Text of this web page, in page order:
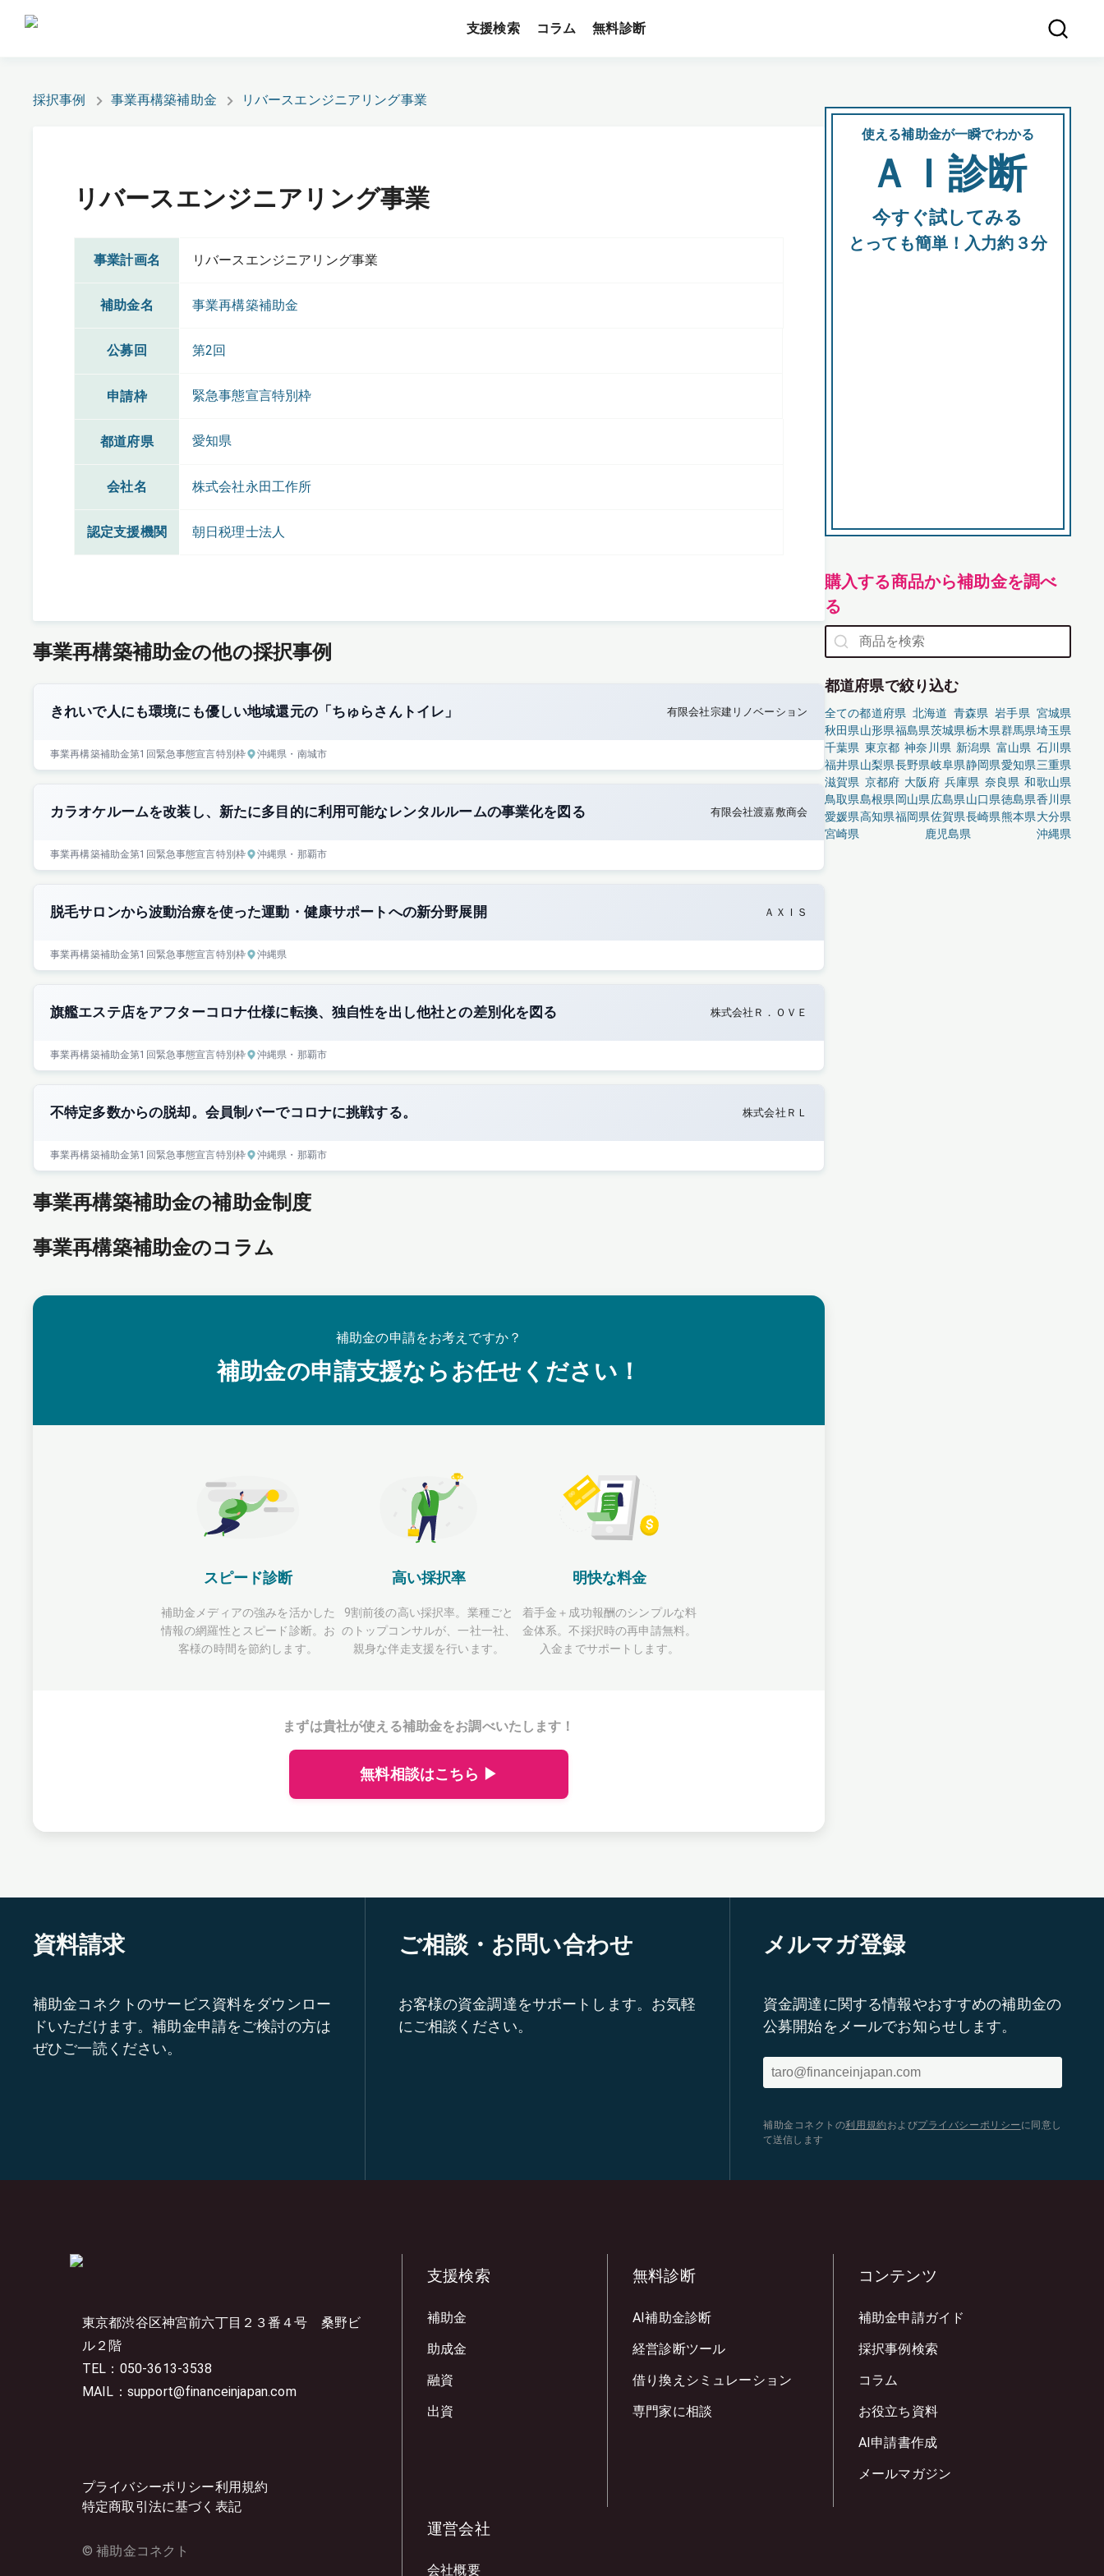
支援検索 コラム 無料診断
採択事例 事業再構築補助金 リバースエンジニアリング事業
リバースエンジニアリング事業
事業計画名 リバースエンジニアリング事業
補助金名 事業再構築補助金
公募回 第2回
申請枠 緊急事態宣言特別枠
都道府県 愛知県
会社名 株式会社永田工作所
認定支援機関 朝日税理士法人
事業再構築補助金の他の採択事例
きれいで人にも環境にも優しい地域還元の「ちゅらさんトイレ」 有限会社宗建リノベーション
事業再構築補助金第1回緊急事態宣言特別枠 沖縄県 ・南城市
カラオケルームを改装し、新たに多目的に利用可能なレンタルルームの事業化を図る 有限会社渡嘉敷商会
事業再構築補助金第1回緊急事態宣言特別枠 沖縄県 ・那覇市
脱毛サロンから波動治療を使った運動・健康サポートへの新分野展開 ＡＸＩＳ
事業再構築補助金第1回緊急事態宣言特別枠 沖縄県
旗艦エステ店をアフターコロナ仕様に転換、独自性を出し他社との差別化を図る 株式会社Ｒ．ＯＶＥ
事業再構築補助金第1回緊急事態宣言特別枠 沖縄県 ・那覇市
不特定多数からの脱却。会員制バーでコロナに挑戦する。 株式会社ＲＬ
事業再構築補助金第1回緊急事態宣言特別枠 沖縄県 ・那覇市
事業再構築補助金の補助金制度
事業再構築補助金のコラム
補助金の申請をお考えですか？
補助金の申請支援ならお任せください！
スピード診断
補助金メディアの強みを活かした
情報の網羅性とスピード診断。お
客様の時間を節約します。
高い採択率
9割前後の高い採択率。業種ごと
のトップコンサルが、一社一社、
親身な伴走支援を行います。
明快な料金
着手金＋成功報酬のシンプルな料
金体系。不採択時の再申請無料。
入金までサポートします。
まずは貴社が使える補助金をお調べいたします！
無料相談はこちら ▶
使える補助金が一瞬でわかる
ＡＩ診断
今すぐ試してみる
とっても簡単！入力約３分
購入する商品から補助金を調べ
る
都道府県で絞り込む
全ての都道府県 北海道 青森県 岩手県 宮城県
秋田県山形県福島県茨城県栃木県群馬県埼玉県
千葉県 東京都 神奈川県 新潟県 富山県 石川県
福井県山梨県長野県岐阜県静岡県愛知県三重県
滋賀県 京都府 大阪府 兵庫県 奈良県 和歌山県
鳥取県島根県岡山県広島県山口県徳島県香川県
愛媛県高知県福岡県佐賀県長崎県熊本県大分県
宮崎県
鹿児島県 沖縄県
資料請求
補助金コネクトのサービス資料をダウンロー
ドいただけます。補助金申請をご検討の方は
ぜひご一読ください。
ご相談・お問い合わせ
お客様の資金調達をサポートします。お気軽
にご相談ください。
メルマガ登録
資金調達に関する情報やおすすめの補助金の
公募開始をメールでお知らせします。
補助金コネクトの利用規約 およびプライバシーポリシー に同意し
て送信します
東京都渋谷区神宮前六丁目２３番４号 桑野ビ
ル２階
TEL：050-3613-3538
MAIL：support@financeinjapan.com
プライバシーポリシー利用規約
特定商取引法に基づく表記
© 補助金コネクト
支援検索
補助金
助成金
融資
出資
無料診断
AI補助金診断
経営診断ツール
借り換えシミュレーション
専門家に相談
コンテンツ
補助金申請ガイド
採択事例検索
コラム
お役立ち資料
AI申請書作成
メールマガジン
運営会社
会社概要